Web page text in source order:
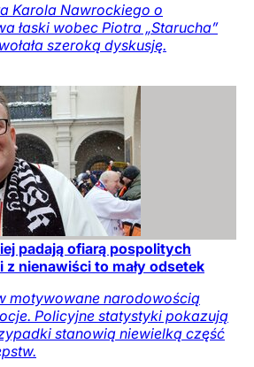
Karola Nawrockiego o
łaski wobec Piotra „Starucha”
szeroką dyskusję.
padają ofiarą pospolitych
nienawiści to mały odsetek
motywowane narodowością
Policyjne statystyki pokazują
stanowią niewielką część